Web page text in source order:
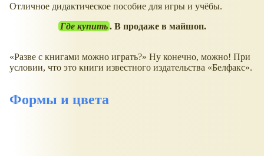
Отличное дидактическое пособие для игры и учёбы.
Где купить. В продаже в майшоп.
Разве с книгами можно играть?
Ну конечно, можно! При
условии, что это книги известного издательства
Белфакс .
Формы и цвета